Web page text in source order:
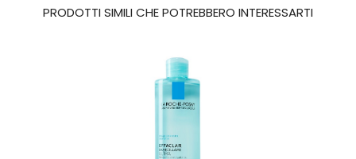
PRODOTTI SIMILI CHE POTREBBERO INTERESSARTI